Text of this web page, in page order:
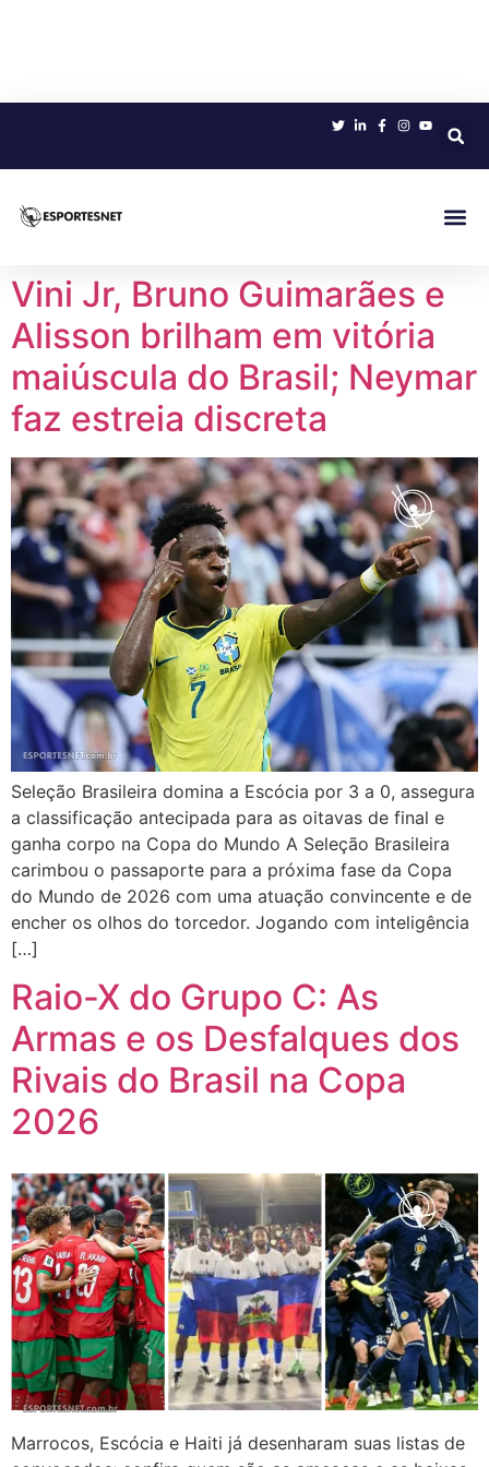
Vini Jr, Bruno Guimarães e
Alisson brilham em vitória
maiúscula do Brasil; Neymar
faz estreia discreta
Seleção Brasileira domina a Escócia por 3 a 0, assegura
a classificação antecipada para as oitavas de final e
ganha corpo na Copa do Mundo A Seleção Brasileira
carimbou o passaporte para a próxima fase da Copa
do Mundo de 2026 com uma atuação convincente e de
encher os olhos do torcedor. Jogando com inteligência
[…]
Raio-X do Grupo C: As
Armas e os Desfalques dos
Rivais do Brasil na Copa
2026
Marrocos, Escócia e Haiti já desenharam suas listas de